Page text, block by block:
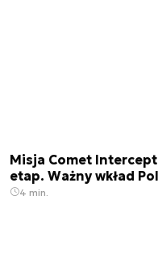
Misja Comet
etap. Ważny wkład
4 min.